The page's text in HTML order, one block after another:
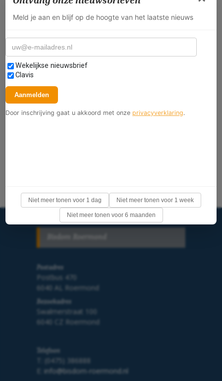
Postadres
Postbus 470
6040 AL Roermond
Bezoekadres
Swalmerstraat 100
6040 CZ Roermond
Telefoon
T: (0475) 386888
info@bisdom-roermond.nl
Meld je aan en blijf op de hoogte van het laatste nieuws
E-mailadres
Selecteer nieuwsbrieven
Wekelijkse nieuwsbrief
Clavis
Aanmelden
Door inschrijving gaat u akkoord met onze privacyverklaring.
Niet meer tonen voor 1 dag Niet meer tonen voor 1 week
Niet meer tonen voor 6 maanden